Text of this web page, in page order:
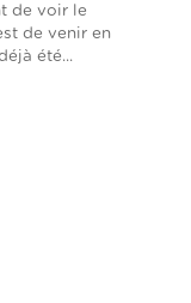
de voir le
de venir en
été...